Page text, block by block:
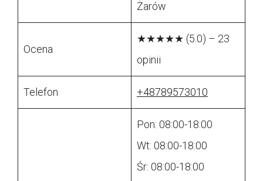
Żarów
Ocena
★★★★★ (5.0) – 23
opinii
Telefon +48789573010
Pon: 08:00-18:00
Wt: 08:00-18:00
Śr: 08:00-18:00